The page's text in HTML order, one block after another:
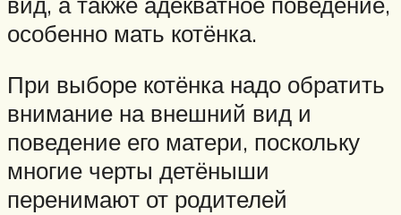
особенно мать котёнка.
При выборе котёнка надо обратить
внимание на внешний вид и
поведение его матери, поскольку
многие черты детёныши
перенимают от родителей